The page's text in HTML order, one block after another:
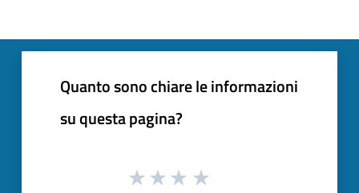
Quanto sono chiare le informazioni
su questa pagina?